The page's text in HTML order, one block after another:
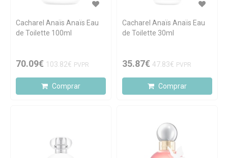
Cacharel Anaïs Anaïs Eau
de Toilette 100ml
70.09€ 103.82€ PVPR
Comprar
Cacharel Anaïs Anaïs Eau
de Toilette 30ml
35.87€ 47.83€ PVPR
Comprar